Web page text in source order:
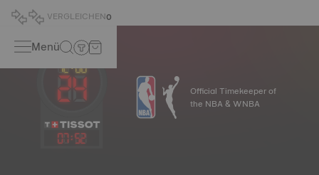
VERGLEICHEN0
Menü
07:52
Official Timekeeper of
the NBA & WNBA